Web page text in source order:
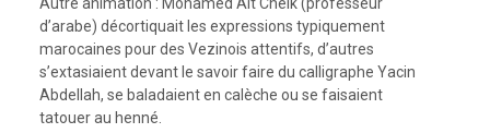
d’arabe) décortiquait les expressions typiquement
marocaines pour des Vezinois attentifs, d’autres
s’extasiaient devant le savoir faire du calligraphe Yacin
Abdellah, se baladaient en calèche ou se faisaient
tatouer au henné.